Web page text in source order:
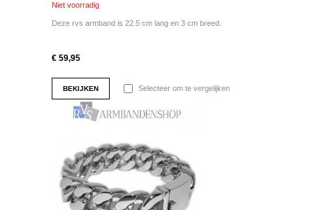
Niet voorradig
Deze rvs armband is 22.5 cm lang en 3 cm breed.
€ 59,95
BEKIJKEN Selecteer om te vergelijken